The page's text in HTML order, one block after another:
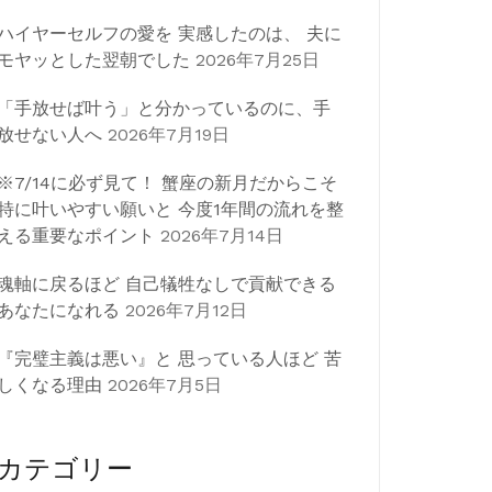
イヤーセルフの愛を 実感したのは、 夫に
ヤッとした翌朝でした 2026年7月25日
「手放せば叶う」と分かっているのに、手
せない人へ 2026年7月19日
※7/14に必ず見て！ 蟹座の新月だからこそ
に叶いやすい願いと 今度1年間の流れを整
える重要なポイント 2026年7月14日
軸に戻るほど 自己犠牲なしで貢献できる
なたになれる 2026年7月12日
『完璧主義は悪い』と 思っている人ほど 苦
しくなる理由 2026年7月5日
カテゴリー